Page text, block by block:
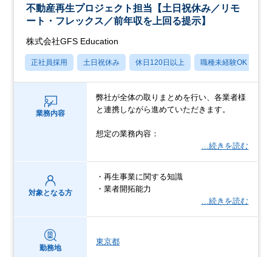
不動産再生プロジェクト担当【土日祝休み／リモ
ート・フレックス／前年収を上回る提示】
株式会社GFS Education
正社員採用 土日祝休み 休日120日以上 職種未経験OK
業務内容
弊社が全体の取りまとめを行い、各業者様
と連携しながら進めていただきます。
想定の業務内容：
…続きを読む
対象となる方
・再生事業に関する知識
・業者開拓能力
…続きを読む
勤務地
東京都